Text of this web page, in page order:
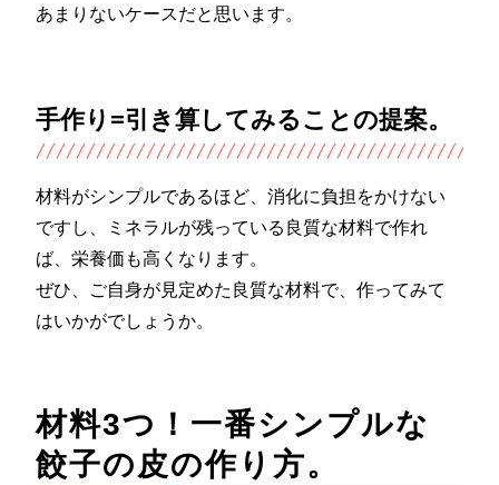
あまりないケースだと思います。
手作り=引き算してみることの提案。
材料がシンプルであるほど、消化に負担をかけない
ですし、ミネラルが残っている良質な材料で作れ
ば、栄養価も高くなります。
ぜひ、ご自身が見定めた良質な材料で、作ってみて
はいかがでしょうか。
材料3つ！一番シンプルな
餃子の皮の作り方。